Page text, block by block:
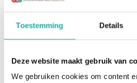
Toestemming Details
Deze website maakt gebruik van
We gebruiken cookies om content
Monocyten %
Eosinofielen %
Mean Platelet Volume (MPV)